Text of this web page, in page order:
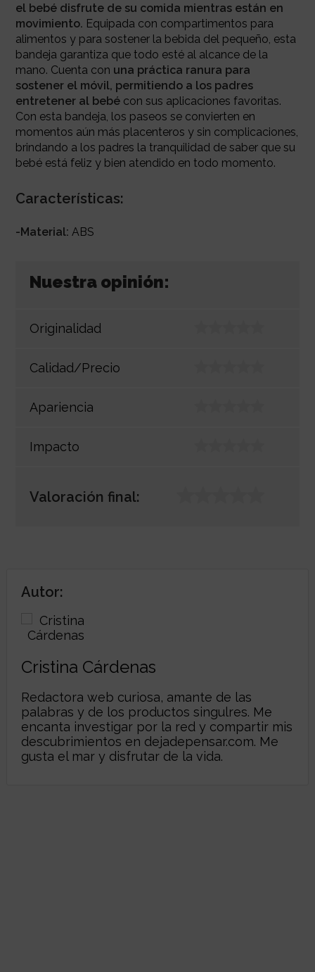
el bebé disfrute de su comida mientras están en
movimiento. Equipada con compartimentos para
alimentos y para sostener la bebida del pequeño, esta
bandeja garantiza que todo esté al alcance de la
mano. Cuenta con una práctica ranura para
sostener el móvil, permitiendo a los padres
entretener al bebécon sus aplicaciones favoritas.
Con esta bandeja, los paseos se convierten en
momentos aún más placenteros y sin complicaciones,
brindando a los padres la tranquilidad de saber que su
bebé está feliz y bien atendido en todo momento.
Características:
-Material: ABS
Nuestra opinión:
Originalidad
Calidad/Precio
Apariencia
Impacto
Valoración final:
Autor:
Cristina Cárdenas
Redactora web curiosa, amante de las
palabras y de los productos singulres. Me
encanta investigar por la red y compartir mis
descubrimientos en dejadepensar.com. Me
gusta el mar y disfrutar de la vida.